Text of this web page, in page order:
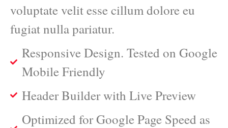
voluptate velit esse cillum dolore eu
fugiat nulla pariatur.
Responsive Design. Tested on Google
Mobile Friendly
Header Builder with Live Preview
Optimized for Google Page Speed as